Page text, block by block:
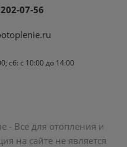
07-56
сб: с 10:00 до 14:00
- Все для отопления и
на сайте не является